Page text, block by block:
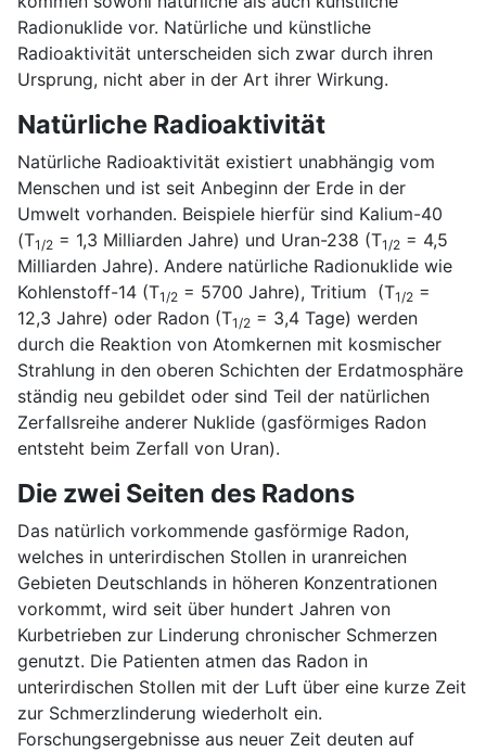
Radionuklide vor. Natürliche und künstliche
Radioaktivität unterscheiden sich zwar durch ihren
Ursprung, nicht aber in der Art ihrer Wirkung.
Natürliche Radioaktivität
Natürliche Radioaktivität existiert unabhängig vom
Menschen und ist seit Anbeginn der Erde in der
Umwelt vorhanden. Beispiele hierfür sind Kalium-40
(T1/2 = 1,3 Milliarden Jahre) und Uran-238 (T1/2 = 4,5
Milliarden Jahre). Andere natürliche Radionuklide wie
Kohlenstoff-14 (T1/2 = 5700 Jahre), Tritium (T1/2 =
12,3 Jahre) oder Radon (T1/2 = 3,4 Tage) werden
durch die Reaktion von Atomkernen mit kosmischer
Strahlung in den oberen Schichten der Erdatmosphäre
ständig neu gebildet oder sind Teil der natürlichen
Zerfallsreihe anderer Nuklide (gasförmiges Radon
entsteht beim Zerfall von Uran).
Die zwei Seiten des Radons
Das natürlich vorkommende gasförmige Radon,
welches in unterirdischen Stollen in uranreichen
Gebieten Deutschlands in höheren Konzentrationen
vorkommt, wird seit über hundert Jahren von
Kurbetrieben zur Linderung chronischer Schmerzen
genutzt. Die Patienten atmen das Radon in
unterirdischen Stollen mit der Luft über eine kurze Zeit
zur Schmerzlinderung wiederholt ein.
Forschungsergebnisse aus neuer Zeit deuten auf